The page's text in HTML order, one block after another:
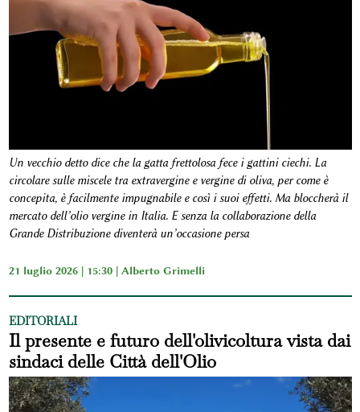
Un vecchio detto dice che la gatta frettolosa fece i gattini ciechi. La
circolare sulle miscele tra extravergine e vergine di oliva, per come è
concepita, è facilmente impugnabile e così i suoi effetti. Ma bloccherà il
mercato dell’olio vergine in Italia. E senza la collaborazione della
Grande Distribuzione diventerà un’occasione persa
21 luglio 2026 | 15:30 | Alberto Grimelli
EDITORIALI
Il presente e futuro dell'olivicoltura vista dai
sindaci delle Città dell'Olio